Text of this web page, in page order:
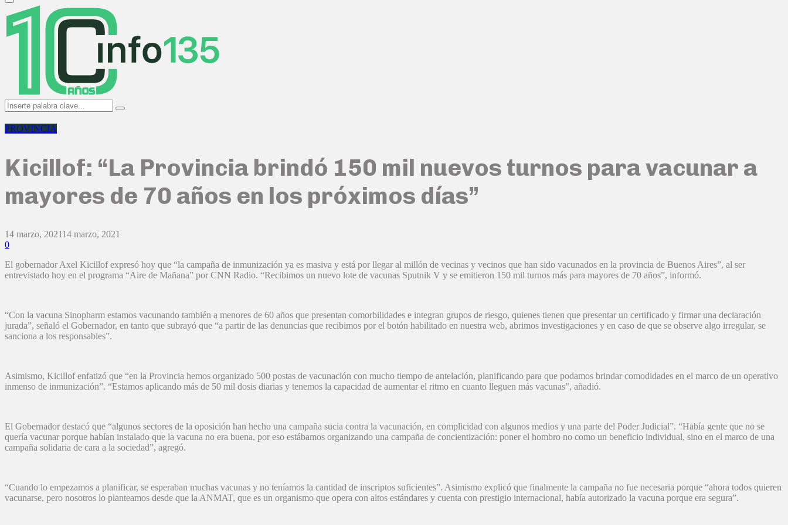
Primary
Menu
Search
for:
Search
PROVINCIA
Kicillof: “La Provincia brindó 150 mil nuevos turnos para vacunar a
mayores de 70 años en los próximos días”
14 marzo, 202114 marzo, 2021
0
El gobernador Axel Kicillof expresó hoy que “la campaña de inmunización ya es masiva y está por llegar al millón de vecinas y vecinos que han sido vacunados en la provincia de Buenos Aires”, al ser
entrevistado hoy en el programa “Aire de Mañana” por CNN Radio. “Recibimos un nuevo lote de vacunas Sputnik V y se emitieron 150 mil turnos más para mayores de 70 años”, informó.
“Con la vacuna Sinopharm estamos vacunando también a menores de 60 años que presentan comorbilidades e integran grupos de riesgo, quienes tienen que presentar un certificado y firmar una declaración
jurada”, señaló el Gobernador, en tanto que subrayó que “a partir de las denuncias que recibimos por el botón habilitado en nuestra web, abrimos investigaciones y en caso de que se observe algo irregular, se
sanciona a los responsables”.
Asimismo, Kicillof enfatizó que “en la Provincia hemos organizado 500 postas de vacunación con mucho tiempo de antelación, planificando para que podamos brindar comodidades en el marco de un operativo
inmenso de inmunización”. “Estamos aplicando más de 50 mil dosis diarias y tenemos la capacidad de aumentar el ritmo en cuanto lleguen más vacunas”, añadió.
El Gobernador destacó que “algunos sectores de la oposición han hecho una campaña sucia contra la vacunación, en complicidad con algunos medios y una parte del Poder Judicial”. “Había gente que no se
quería vacunar porque habían instalado que la vacuna no era buena, por eso estábamos organizando una campaña de concientización: poner el hombro no como un beneficio individual, sino en el marco de una
campaña solidaria de cara a la sociedad”, agregó.
“Cuando lo empezamos a planificar, se esperaban muchas vacunas y no teníamos la cantidad de inscriptos suficientes”. Asimismo explicó que finalmente la campaña no fue necesaria porque “ahora todos quieren
vacunarse, pero nosotros lo planteamos desde que la ANMAT, que es un organismo que opera con altos estándares y cuenta con prestigio internacional, había autorizado la vacuna porque era segura”.